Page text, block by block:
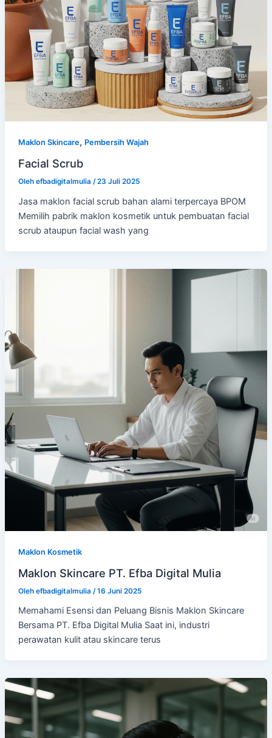
Maklon Skincare, Pembersih Wajah
Facial Scrub
Oleh efbadigitalmulia /23 Juli 2025
Jasa maklon facial scrub bahan alami terpercaya BPOM
Memilih pabrik maklon kosmetik untuk pembuatan facial
scrub ataupun facial wash yang
Maklon Kosmetik
Maklon Skincare PT. Efba Digital Mulia
Oleh efbadigitalmulia /16 Juni 2025
Memahami Esensi dan Peluang Bisnis Maklon Skincare
Bersama PT. Efba Digital Mulia Saat ini, industri
perawatan kulit atau skincare terus